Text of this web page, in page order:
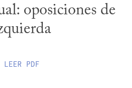
oposiciones de
LEER PDF